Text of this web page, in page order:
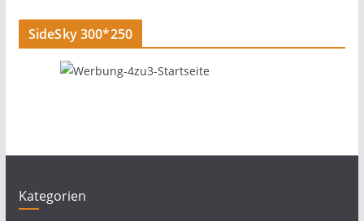
SideSky 300*250
Kategorien